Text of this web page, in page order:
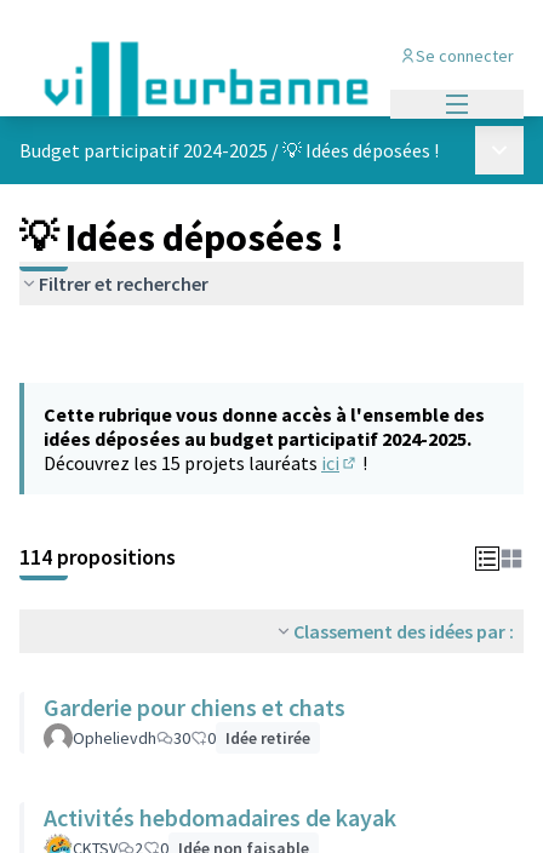
Se connecter
Budget participatif 2024-2025 /💡 Idées déposées !
💡 Idées déposées !
Filtrer et rechercher
Cette rubrique vous donne accès à l'ensemble des
idées déposées au budget participatif 2024-2025.
Découvrez les 15 projets lauréats ici !
114 propositions
Classement des idées par :
Garderie pour chiens et chats
Ophelievdh 30 0 Idée retirée
Activités hebdomadaires de kayak
CKTSV 2 0 Idée non faisable